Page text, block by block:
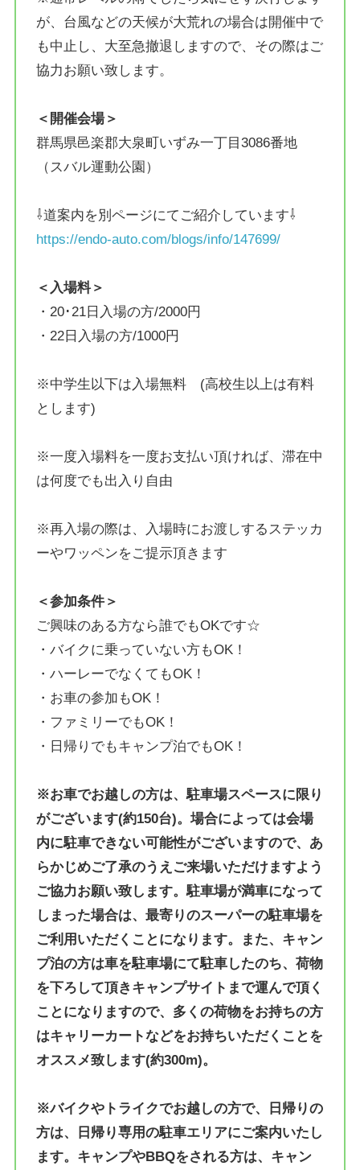
が、台風などの天候が大荒れの場合は開催中で
も中止し、大至急撤退しますので、その際はご
協力お願い致します。
＜開催会場＞
群馬県邑楽郡大泉町いずみ一丁目3086番地
（スバル運動公園）
⇩道案内を別ページにてご紹介しています⇩
https://endo-auto.com/blogs/info/147699/
＜入場料＞
・20･21日入場の方/2000円
・22日入場の方/1000円
※中学生以下は入場無料 (高校生以上は有料
とします)
※一度入場料を一度お支払い頂ければ、滞在中
は何度でも出入り自由
※再入場の際は、入場時にお渡しするステッカ
ーやワッペンをご提示頂きます
＜参加条件＞
ご興味のある方なら誰でもOKです☆
・バイクに乗っていない方もOK！
・ハーレーでなくてもOK！
・お車の参加もOK！
・ファミリーでもOK！
・日帰りでもキャンプ泊でもOK！
※お車でお越しの方は、駐車場スペースに限り
がございます(約150台)。場合によっては会場
内に駐車できない可能性がございますので、あ
らかじめご了承のうえご来場いただけますよう
ご協力お願い致します。駐車場が満車になって
しまった場合は、最寄りのスーパーの駐車場を
ご利用いただくことになります。また、キャン
プ泊の方は車を駐車場にて駐車したのち、荷物
を下ろして頂きキャンプサイトまで運んで頂く
ことになりますので、多くの荷物をお持ちの方
はキャリーカートなどをお持ちいただくことを
オススメ致します(約300m)。
※バイクやトライクでお越しの方で、日帰りの
方は、日帰り専用の駐車エリアにご案内いたし
ます。キャンプやBBQをされる方は、キャン